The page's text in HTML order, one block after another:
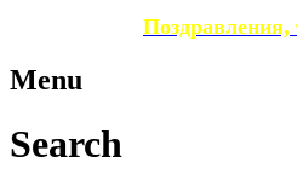
Поздравления,
Menu
Search